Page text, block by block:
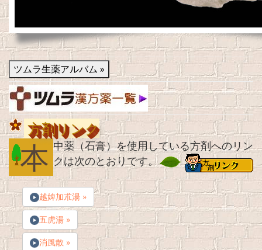
方剤リンク
本 中薬（石膏）を使用している方剤へのリン
クは次のとおりです。
越婢加朮湯 »
五虎湯 »
消風散 »